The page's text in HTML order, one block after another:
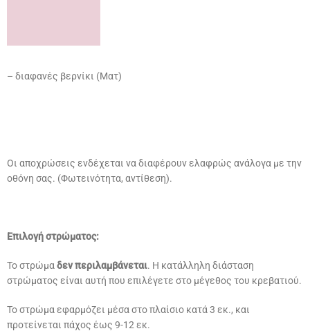
– διαφανές βερνίκι (Ματ)
Οι αποχρώσεις ενδέχεται να διαφέρουν ελαφρώς ανάλογα με την
οθόνη σας. (Φωτεινότητα, αντίθεση).
Επιλογή στρώματος:
Το στρώμα δεν περιλαμβάνεται. Η κατάλληλη διάσταση
στρώματος είναι αυτή που επιλέγετε στο μέγεθος του κρεβατιού.
Το στρώμα εφαρμόζει μέσα στο πλαίσιο κατά 3 εκ., και
προτείνεται πάχος έως 9-12 εκ.